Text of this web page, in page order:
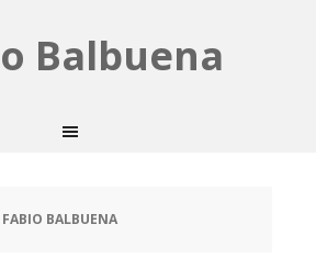
Balbuena
FABIO BALBUENA